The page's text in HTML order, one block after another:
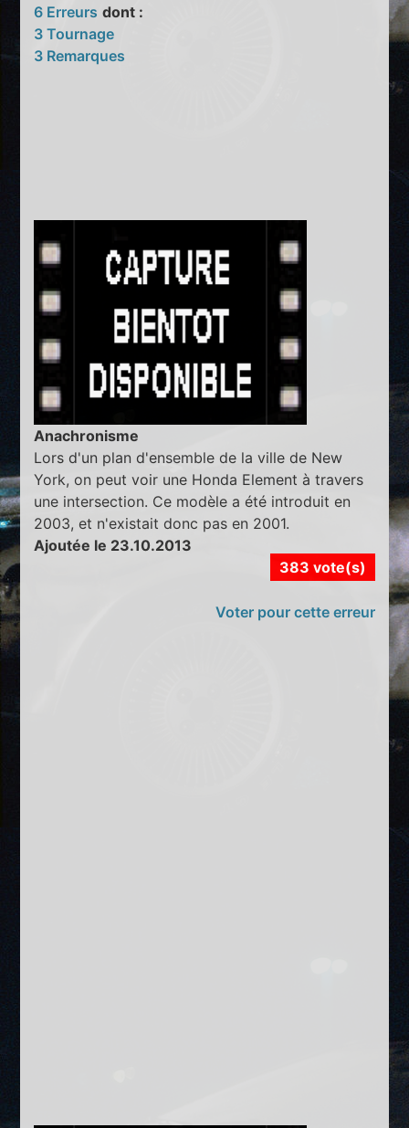
6 Erreurs dont :
3 Tournage
3 Remarques
Anachronisme
Lors d'un plan d'ensemble de la ville de New
York, on peut voir une Honda Element à travers
une intersection. Ce modèle a été introduit en
2003, et n'existait donc pas en 2001.
Ajoutée le 23.10.2013
383 vote(s)
Voter pour cette erreur